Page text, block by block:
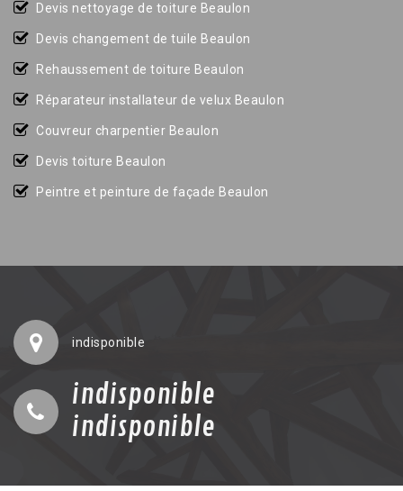
Devis nettoyage de toiture Beaulon
Devis changement de tuile Beaulon
Rehaussement de toiture Beaulon
Réparateur installateur de velux Beaulon
Couvreur charpentier Beaulon
Devis toiture Beaulon
Peintre et peinture de façade Beaulon
indisponible
indisponible
indisponible